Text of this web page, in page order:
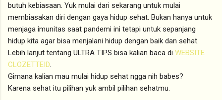
butuh kebiasaan. Yuk mulai dari sekarang untuk mulai
membiasakan diri dengan gaya hidup sehat. Bukan hanya untuk
menjaga imunitas saat pandemi ini tetapi untuk sepanjang
hidup kita agar bisa menjalani hidup dengan baik dan sehat.
Lebih lanjut tentang ULTRA TIPS bisa kalian baca di WEBSITE
CLOZETTEID.
Gimana kalian mau mulai hidup sehat ngga nih babes?
Karena sehat itu pilihan yuk ambil pilihan sehatmu.